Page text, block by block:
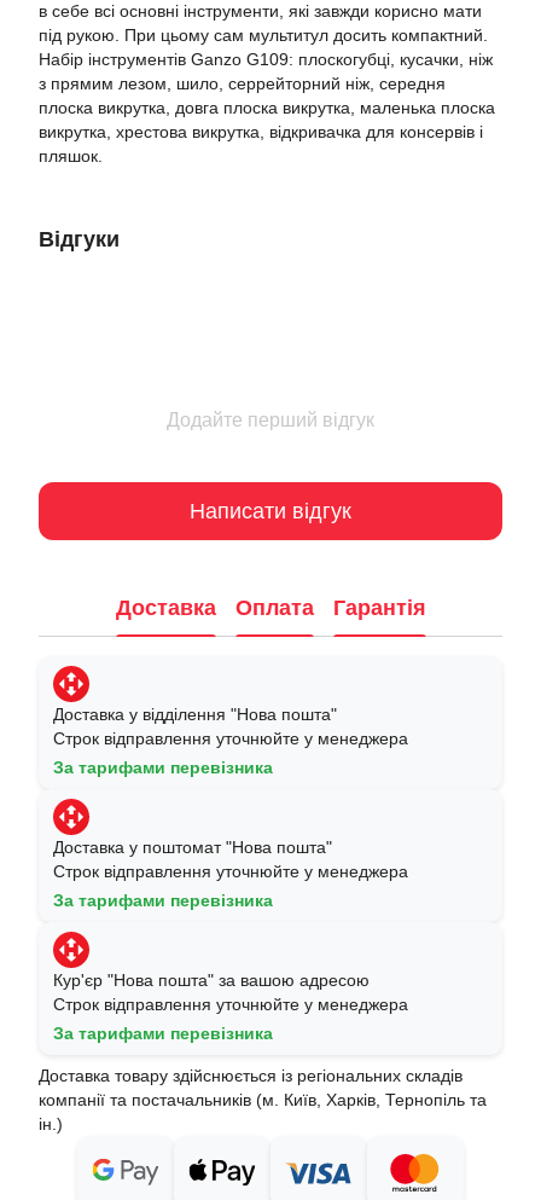
в себе всі основні інструменти, які завжди корисно мати
під рукою. При цьому сам мультитул досить компактний.
Набір інструментів Ganzo G109: плоскогубці, кусачки, ніж
з прямим лезом, шило, серрейторний ніж, середня
плоска викрутка, довга плоска викрутка, маленька плоска
викрутка, хрестова викрутка, відкривачка для консервів і
пляшок.
Відгуки
Додайте перший відгук
Написати відгук
Доставка Оплата Гарантія
Доставка у відділення "Нова пошта"
Строк відправлення уточнюйте у менеджера
За тарифами перевізника
Доставка у поштомат "Нова пошта"
Строк відправлення уточнюйте у менеджера
За тарифами перевізника
Кур'єр "Нова пошта" за вашою адресою
Строк відправлення уточнюйте у менеджера
За тарифами перевізника
Доставка товару здійснюється із регіональних складів
компанії та постачальників (м. Київ, Харків, Тернопіль та
ін.)